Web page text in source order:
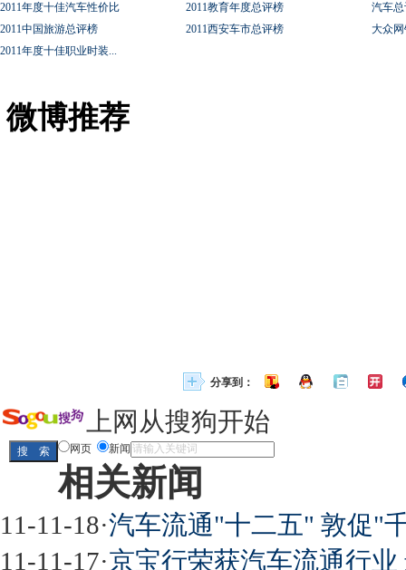
2011年度十佳汽车性价比 2011教育年度总评榜
汽车总
2011中国旅游总评榜
2011西安车市总评榜
大众
2011年度十佳职业时装...
微博推荐
分享到：
上网从搜狗开始
网页 新闻
相关新闻
11-11-18·汽车流通"十二五" 敦促"
11-11-17·京宝行荣获汽车流通行